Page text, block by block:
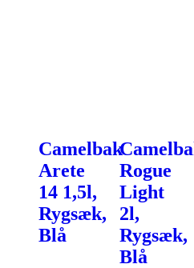
Camelbak
Arete
14 1,5l,
Rygsæk,
Blå
Rogue
Light
2l,
Rygsæk,
Blå